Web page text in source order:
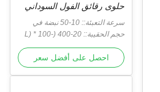
حلوى رقائق الفول السوداني
سرعة التعبئة:: 10-50 نبضة في
الدقيقة
حجم الحقيبة:: 20-400 (L) * 100-
احصل على أفضل سعر